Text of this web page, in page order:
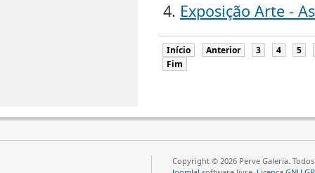
Exposição Arte -
Início Anterior 3 4
5
Fim
Copyright © 2026 Perve Galeria.